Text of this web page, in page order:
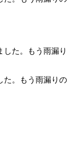
た。もう雨漏りの